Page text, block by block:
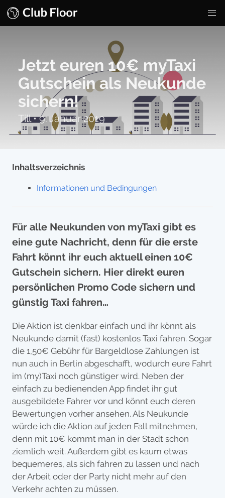
Jetzt euren 10€ myTaxi
Gutschein als Neukunde
sichern!
Till•9. Januar 2019
Inhaltsverzeichnis
Informationen und Bedingungen
Für alle Neukunden von myTaxi gibt es
eine gute Nachricht, denn für die erste
Fahrt könnt ihr euch aktuell einen 10€
Gutschein sichern. Hier direkt euren
persönlichen Promo Code sichern und
günstig Taxi fahren…
Die Aktion ist denkbar einfach und ihr könnt als
Neukunde damit (fast) kostenlos Taxi fahren. Sogar
die 1,50€ Gebühr für Bargeldlose Zahlungen ist
nun auch in Berlin abgeschafft, wodurch eure Fahrt
im (my)Taxi noch günstiger wird. Neben der
einfach zu bedienenden App findet ihr gut
ausgebildete Fahrer vor und könnt euch deren
Bewertungen vorher ansehen. Als Neukunde
würde ich die Aktion auf jeden Fall mitnehmen,
denn mit 10€ kommt man in der Stadt schon
ziemlich weit. Außerdem gibt es kaum etwas
bequemeres, als sich fahren zu lassen und nach
der Arbeit oder der Party nicht mehr auf den
Verkehr achten zu müssen.